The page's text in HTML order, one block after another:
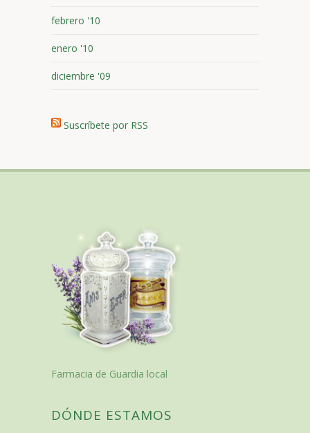
febrero '10
enero '10
diciembre '09
Suscríbete por RSS
Farmacia de Guardia local
DÓNDE ESTAMOS